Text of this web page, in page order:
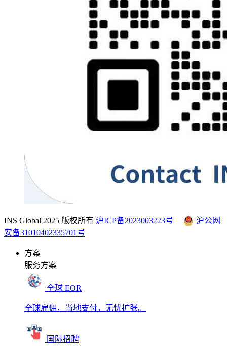
INS Global 2025 版权所有 沪ICP备2023003223号
沪公网
安备31010402335701号
方案
服务方案
全球 EOR
全球雇佣，当地支付，无忧扩张。
国际招聘